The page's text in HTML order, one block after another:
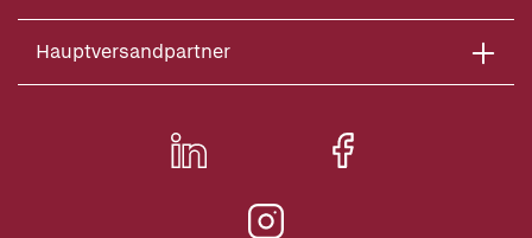
Hauptversandpartner